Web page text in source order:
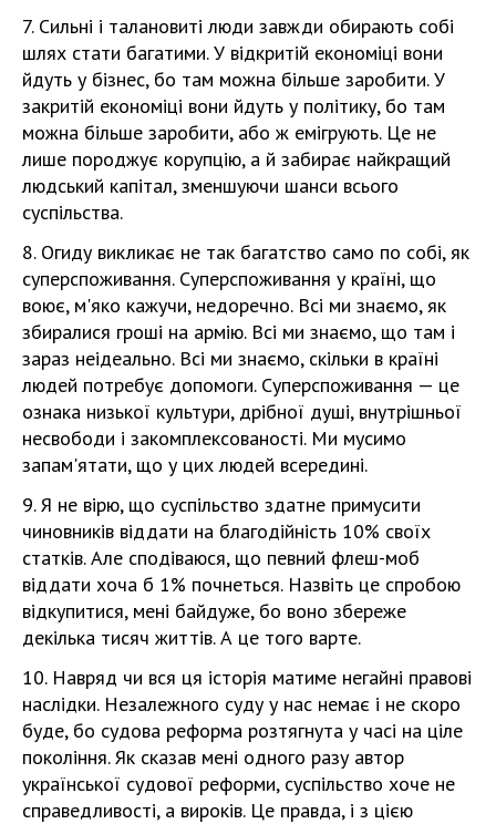
7. Сильні і талановиті люди завжди обирають собі
шлях стати багатими. У відкритій економіці вони
йдуть у бізнес, бо там можна більше заробити. У
закритій економіці вони йдуть у політику, бо там
можна більше заробити, або ж емігрують. Це не
лише породжує корупцію, а й забирає найкращий
людський капітал, зменшуючи шанси всього
суспільства.
8. Огиду викликає не так багатство само по собі, як
суперспоживання. Суперспоживання у країні, що
воює, м'яко кажучи, недоречно. Всі ми знаємо, як
збиралися гроші на армію. Всі ми знаємо, що там і
зараз неідеально. Всі ми знаємо, скільки в країні
людей потребує допомоги. Суперспоживання — це
ознака низької культури, дрібної душі, внутрішньої
несвободи і закомплексованості. Ми мусимо
запам'ятати, що у цих людей всередині.
9. Я не вірю, що суспільство здатне примусити
чиновників віддати на благодійність 10% своїх
статків. Але сподіваюся, що певний флеш-моб
віддати хоча б 1% почнеться. Назвіть це спробою
відкупитися, мені байдуже, бо воно збереже
декілька тисяч життів. А це того варте.
10. Навряд чи вся ця історія матиме негайні правові
наслідки. Незалежного суду у нас немає і не скоро
буде, бо судова реформа розтягнута у часі на ціле
покоління. Як сказав мені одного разу автор
української судової реформи, суспільство хоче не
справедливості, а вироків. Це правда, і з цією